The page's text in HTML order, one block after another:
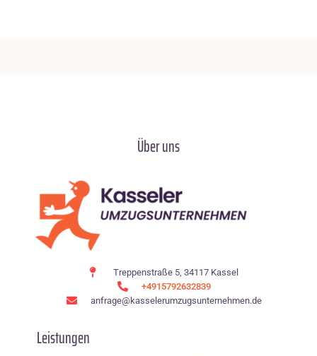
Über uns
Treppenstraße 5, 34117 Kassel
+4915792632839
anfrage@kasselerumzugsunternehmen.de
Leistungen